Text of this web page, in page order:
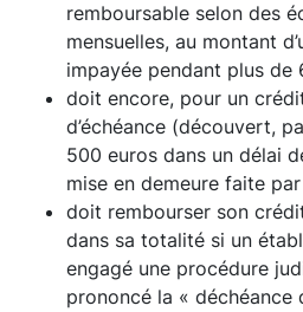
remboursable selon des
mensuelles, au montant
impayée pendant plus de
doit encore, pour un
d’échéance (découvert,
500 euros dans un délai
mise en demeure faite
doit rembourser son
dans sa totalité si un
engagé une procédure
prononcé la « déchéance